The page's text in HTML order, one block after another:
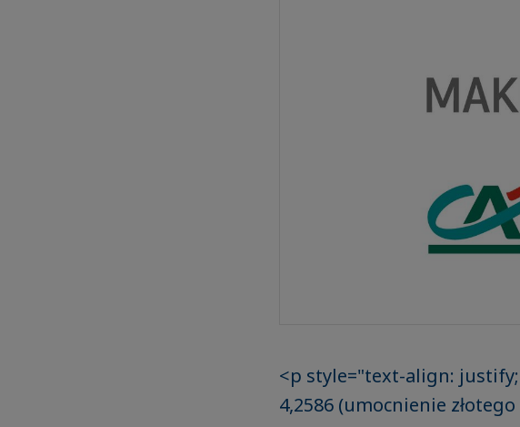
<p style="text-align:
4,2586 (umocnienie